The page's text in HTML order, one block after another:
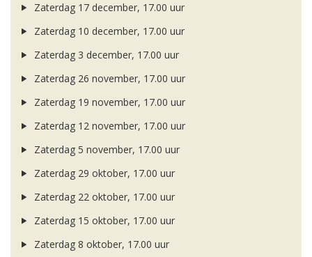
Zaterdag 17 december, 17.00 uur
Zaterdag 10 december, 17.00 uur
Zaterdag 3 december, 17.00 uur
Zaterdag 26 november, 17.00 uur
Zaterdag 19 november, 17.00 uur
Zaterdag 12 november, 17.00 uur
Zaterdag 5 november, 17.00 uur
Zaterdag 29 oktober, 17.00 uur
Zaterdag 22 oktober, 17.00 uur
Zaterdag 15 oktober, 17.00 uur
Zaterdag 8 oktober, 17.00 uur